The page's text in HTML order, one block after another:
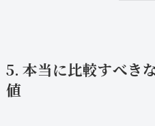
5. 本当に比較すべき
値